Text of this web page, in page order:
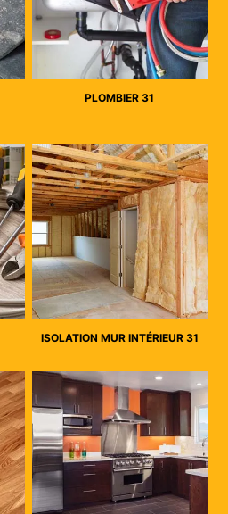
PLOMBIER 31
ISOLATION MUR INTÉRIEUR 31